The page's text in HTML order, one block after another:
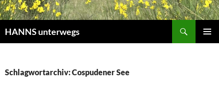
HANNS unterwegs
Schlagwortarchiv: Cospudener See